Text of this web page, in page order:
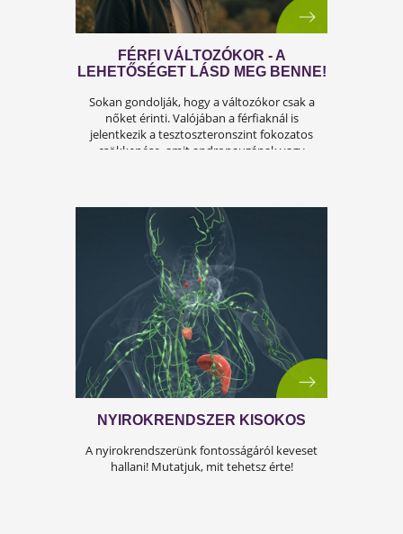
Az iskolakezdés sok családban nem
örömteli új kezdet, hanem egy stresszes
átállás. Ugyanakkor lehet jól csinálni!
A KÁNIKULA 6 LEGFŐBB
VESZÉLYE